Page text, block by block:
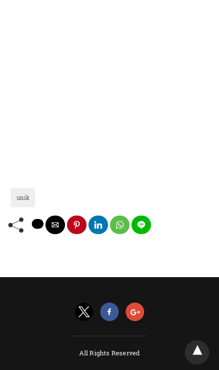
unik
All Rights Reserved